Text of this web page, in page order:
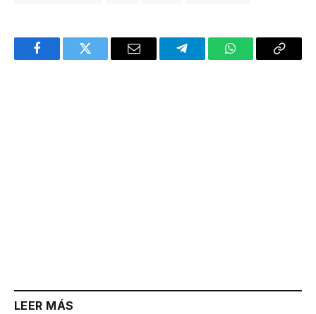
FacebookTwitter Email TelegramWhatsAppCopy
LEER MÁS